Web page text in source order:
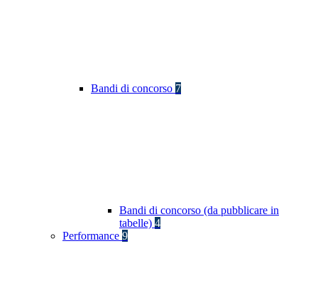
Bandi di concorso 7
Bandi di concorso (da pubblicare in
tabelle) 4
Performance 9